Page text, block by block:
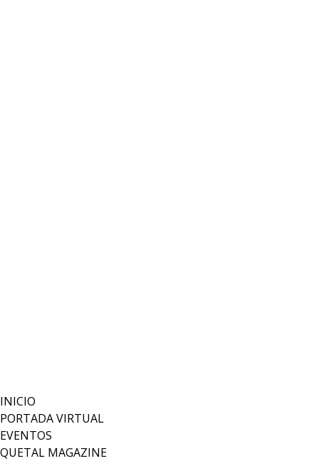
INICIO
PORTADA VIRTUAL
EVENTOS
QUETAL MAGAZINE